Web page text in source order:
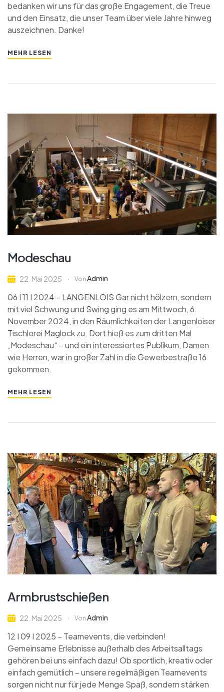
bedanken wir uns für das große Engagement, die Treue
und den Einsatz, die unser Team über viele Jahre hinweg
auszeichnen. Danke!
MEHR LESEN
Modeschau
22. Mai 2025 Von Admin
06 I 11 I 2024 – LANGENLOIS Gar nicht hölzern, sondern
mit viel Schwung und Swing ging es am Mittwoch, 6.
November 2024, in den Räumlichkeiten der Langenloiser
Tischlerei Maglock zu. Dort hieß es zum dritten Mal
„Modeschau“ – und ein interessiertes Publikum, Damen
wie Herren, war in großer Zahl in die Gewerbestraße 16
gekommen.
MEHR LESEN
Armbrustschießen
22. Mai 2025 Von Admin
12 I 09 I 2025 – Teamevents, die verbinden!
Gemeinsame Erlebnisse außerhalb des Arbeitsalltags
gehören bei uns einfach dazu! Ob sportlich, kreativ oder
einfach gemütlich – unsere regelmäßigen Teamevents
sorgen nicht nur für jede Menge Spaß, sondern stärken